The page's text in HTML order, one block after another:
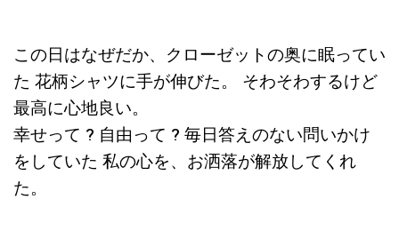
この日はなぜだか、クローゼットの奥に眠ってい
た 花柄シャツに手が伸びた。 そわそわするけど
最高に心地良い。
幸せって ? 自由って ? 毎日答えのない問いかけ
をしていた 私の心を、お洒落が解放してくれ
た。